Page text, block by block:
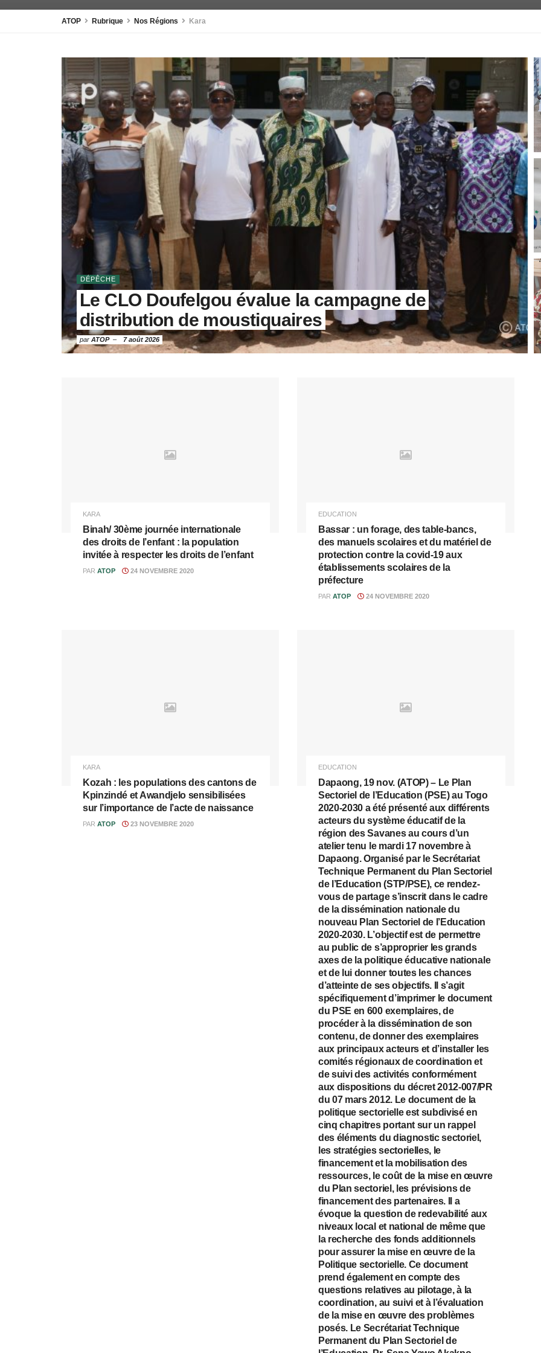
ATOP Rubrique Nos Régions Kara
DÉPÊCHE
Le CLO Doufelgou évalue la campagne de
distribution de moustiquaires
par ATOP 7 août 2026
KARA
Binah/ 30ème journée internationale
des droits de l’enfant : la population
invitée à respecter les droits de l’enfant
PAR ATOP 24 NOVEMBRE 2020
EDUCATION
Bassar : un forage, des table-bancs,
des manuels scolaires et du matériel de
protection contre la covid-19 aux
établissements scolaires de la
préfecture
PAR ATOP 24 NOVEMBRE 2020
KARA
Kozah : les populations des cantons de
Kpinzindé et Awandjelo sensibilisées
sur l’importance de l’acte de naissance
PAR ATOP 23 NOVEMBRE 2020
EDUCATION
Dapaong, 19 nov. (ATOP) – Le Plan
Sectoriel de l’Education (PSE) au Togo
2020-2030 a été présenté aux différents
acteurs du système éducatif de la
région des Savanes au cours d’un
atelier tenu le mardi 17 novembre à
Dapaong. Organisé par le Secrétariat
Technique Permanent du Plan Sectoriel
de l’Education (STP/PSE), ce rendez-
vous de partage s’inscrit dans le cadre
de la dissémination nationale du
nouveau Plan Sectoriel de l’Education
2020-2030. L’objectif est de permettre
au public de s’approprier les grands
axes de la politique éducative nationale
et de lui donner toutes les chances
d’atteinte de ses objectifs. Il s’agit
spécifiquement d’imprimer le document
du PSE en 600 exemplaires, de
procéder à la dissémination de son
contenu, de donner des exemplaires
aux principaux acteurs et d’installer les
comités régionaux de coordination et
de suivi des activités conformément
aux dispositions du décret 2012-007/PR
du 07 mars 2012. Le document de la
politique sectorielle est subdivisé en
cinq chapitres portant sur un rappel
des éléments du diagnostic sectoriel,
les stratégies sectorielles, le
financement et la mobilisation des
ressources, le coût de la mise en œuvre
du Plan sectoriel, les prévisions de
financement des partenaires. Il a
évoque la question de redevabilité aux
niveaux local et national de même que
la recherche des fonds additionnels
pour assurer la mise en œuvre de la
Politique sectorielle. Ce document
prend également en compte des
questions relatives au pilotage, à la
coordination, au suivi et à l’évaluation
de la mise en œuvre des problèmes
posés. Le Secrétariat Technique
Permanent du Plan Sectoriel de